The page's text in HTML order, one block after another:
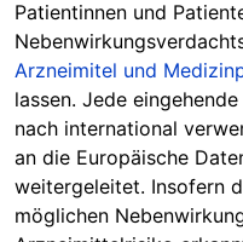
Patientinnen und
Arzneimitel und
lassen. Jede
nach international
an die Europäische
weitergeleitet. Insofern
möglichen